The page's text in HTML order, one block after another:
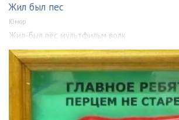
Жил был пес
Юмор
Жил-был пёс мультфильм волк